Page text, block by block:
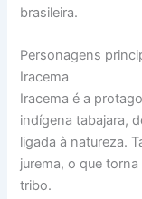
brasileira.
Personagens
Iracema
Iracema é a
indígena tabajara,
ligada à natureza.
jurema, o que
tribo.